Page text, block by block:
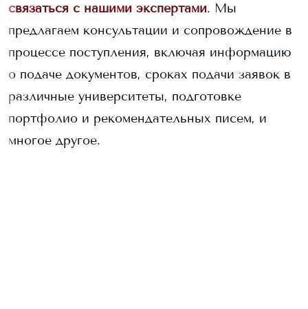
связаться с нашими экспертами. Мы
предлагаем консультации и сопровождение в
процессе поступления, включая информацию
о подаче документов, сроках подачи заявок в
различные университеты, подготовке
портфолио и рекомендательных писем, и
многое другое.